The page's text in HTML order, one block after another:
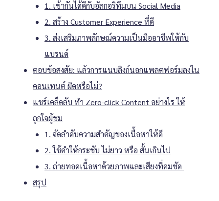
1. เข้ากันได้ดีกับอัลกอริทึมบน Social Media
2. สร้าง Customer Experience ที่ดี
3. ส่งเสริมภาพลักษณ์ความเป็นมืออาชีพให้กับ
แบรนด์
ตอบข้อสงสัย: แล้วการแนบลิงก์นอกแพลตฟอร์มลงใน
คอนเทนต์ ผิดหรือไม่?
แชร์เคล็ดลับ ทำ Zero-click Content อย่างไร ให้
ถูกใจผู้ชม
1. จัดลำดับความสำคัญของเนื้อหาให้ดี
2. ใช้คำให้กระชับ ไม่ยาว หรือ สั้นเกินไป
3. ถ่ายทอดเนื้อหาด้วยภาพและเสียงที่คมชัด
สรุป